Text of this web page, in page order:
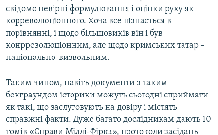
свідомо невірні формулювання і оцінки руху як
корреволюціонного. Хоча все пізнається в
порівнянні, і щодо більшовиків він і був
конрреволюціонним, але щодо кримських татар –
національно-визвольним.
Таким чином, навіть документи з таким
бекграундом історики можуть сьогодні сприймати
як такі, що заслуговують на довіру і містять
справжні факти. Дуже багато дослідникам дають 10
томів «Справи Міллі-Фірка», протоколи засідань